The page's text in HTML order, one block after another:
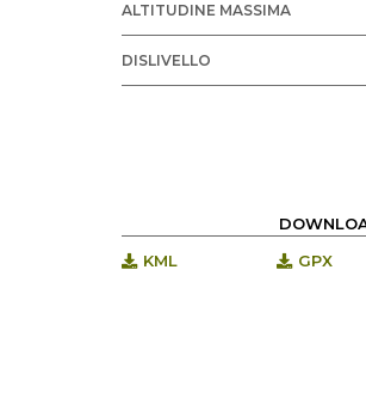
ALTITUDINE MASSIMA
DISLIVELLO
KML
GPX